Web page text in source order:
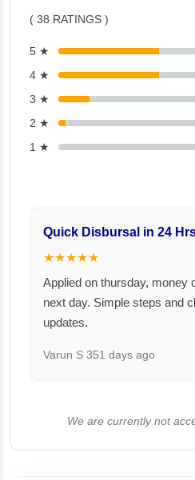
( 38 RATINGS )
5 ★
4 ★
3 ★
2 ★
1 ★
Quick Disbursal in 24
★★★★★
Applied on thursday, money
next day. Simple steps and
updates.
Varun S 351 days ago
We are currently not